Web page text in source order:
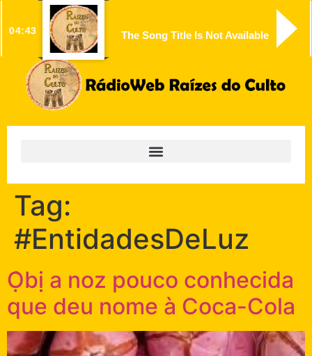
04:43 The Song Title Is Not Available
Tag:
#EntidadesDeLuz
Ọ̀bị a noz pouco conhecida
que deu nome à Coca-Cola